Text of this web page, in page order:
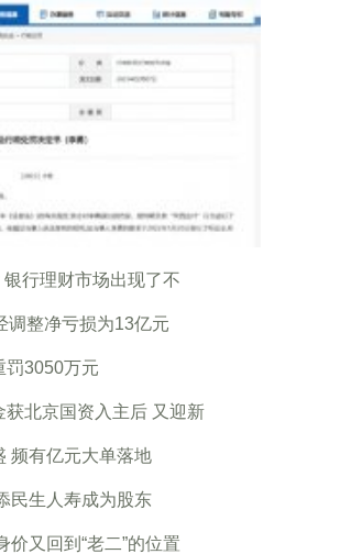
银行理财市场出现了不
调整净亏损为13亿元
罚3050万元
北京国资入主后 又迎新
频有亿元大单落地
民生人寿成为股东
又回到“老二”的位置